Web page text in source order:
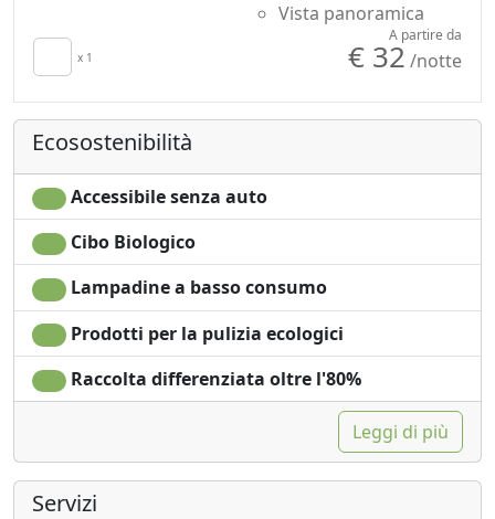
Vista panoramica
x 1
A partire da
€ 32 /notte
Ecosostenibilità
Accessibile senza auto
Cibo Biologico
Lampadine a basso consumo
Prodotti per la pulizia ecologici
Raccolta differenziata oltre l'80%
Leggi di più
Servizi